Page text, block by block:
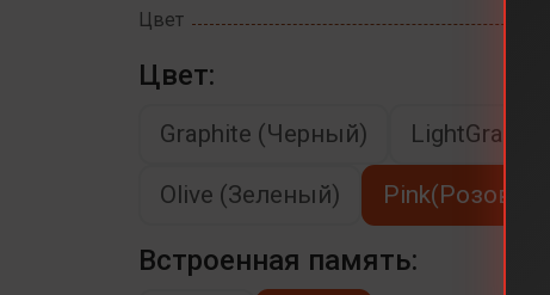
Цвет
Цвет:
Graphite (Черный) LightGray
Olive (Зеленый) Pink(Розовый)
Встроенная память: